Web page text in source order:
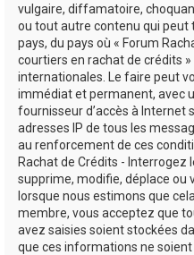
vulgaire, diffamatoire,
ou tout autre contenu qui peut
pays, du pays où « Forum
courtiers en rachat de crédits
internationales. Le faire peut
immédiat et permanent, avec
fournisseur d’accès à Internet
adresses IP de tous les
au renforcement de ces
Rachat de Crédits - Interrogez
supprime, modifie, déplace ou
lorsque nous estimons que
membre, vous acceptez que
avez saisies soient stockées
que ces informations ne